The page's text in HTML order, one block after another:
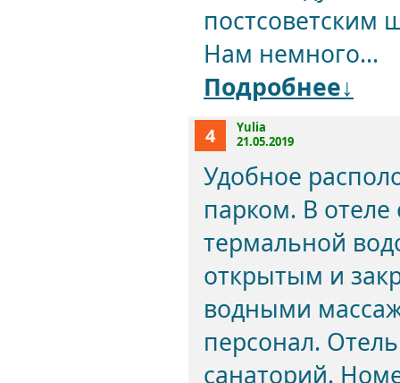
постсоветским
Нам немного...
Подробнее↓
4
Yulia
21.05.2019
Удобное
парком. В отеле
термальной
открытым и
водными
персонал.
санаторий.